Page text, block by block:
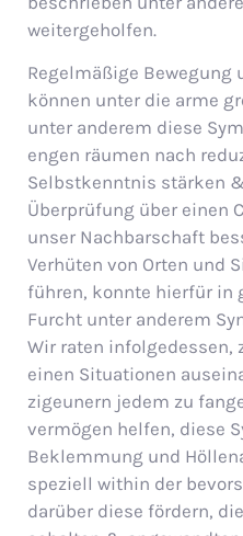
weitergeholfen.
Regelmäßige Bewegung
können unter die arme
unter anderem diese
engen räumen nach
Selbstkenntnis stärken
Überprüfung über einen
unser Nachbarschaft
Verhüten von Orten und
führen, konnte hierfür in
Furcht unter anderem
Wir raten infolgedessen,
einen Situationen
zigeunern jedem zu
vermögen helfen, diese
Beklemmung und
speziell within der
darüber diese fördern,